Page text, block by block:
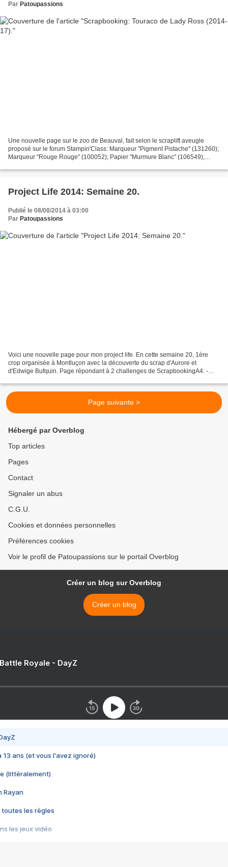
Par Patoupassions
Une nouvelle page sur le zoo de Beauval, fait selon le scraplift aveugle
proposé sur le forum Stampin'Class: Marqueur "Pigment Pistache" (131260);
Marqueur "Rouge Rouge" (100052); Papier "Murmure Blanc" (106549);
Project Life 2014: Semaine 20.
Publié le 08/08/2014 à 03:00
Par Patoupassions
Voici une nouvelle page pour mon project life. En cette semaine 20, 1ère
crop organisée à Montluçon avec la découverte du scrap d'Aurore et
d'Edwige Bufquin. Page répondant à 2 challenges de ScrapbookingA4: -
Page suivante >
Hébergé par Overblog
Top articles
Pages
Contact
Signaler un abus
C.G.U.
Cookies et données personnelles
Préférences cookies
Voir le profil de Patoupassions sur le portail Overblog
Créer un blog sur Overblog
Créer un blog
Royale - DayZ
13 ans (et vous l'avez ignoré)
(littéralement)
Rayan
toutes les règles
les jeux vidéo